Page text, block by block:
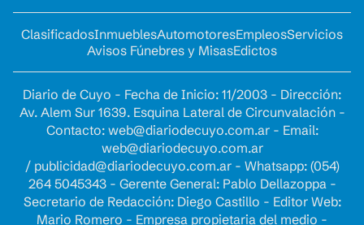
ClasificadosInmueblesAutomotoresEmpleosServicios
Avisos Fúnebres y MisasEdictos
Diario de Cuyo - Fecha de Inicio: 11/2003 - Dirección:
Av. Alem Sur 1639. Esquina Lateral de Circunvalación -
Contacto: web@diariodecuyo.com.ar- Email:
web@diariodecuyo.com.ar
/ publicidad@diariodecuyo.com.ar- Whatsapp: (054)
264 5045343 - Gerente General: Pablo Dellazoppa -
Secretario de Redacción: Diego Castillo - Editor Web:
Mario Romero - Empresa propietaria del medio -